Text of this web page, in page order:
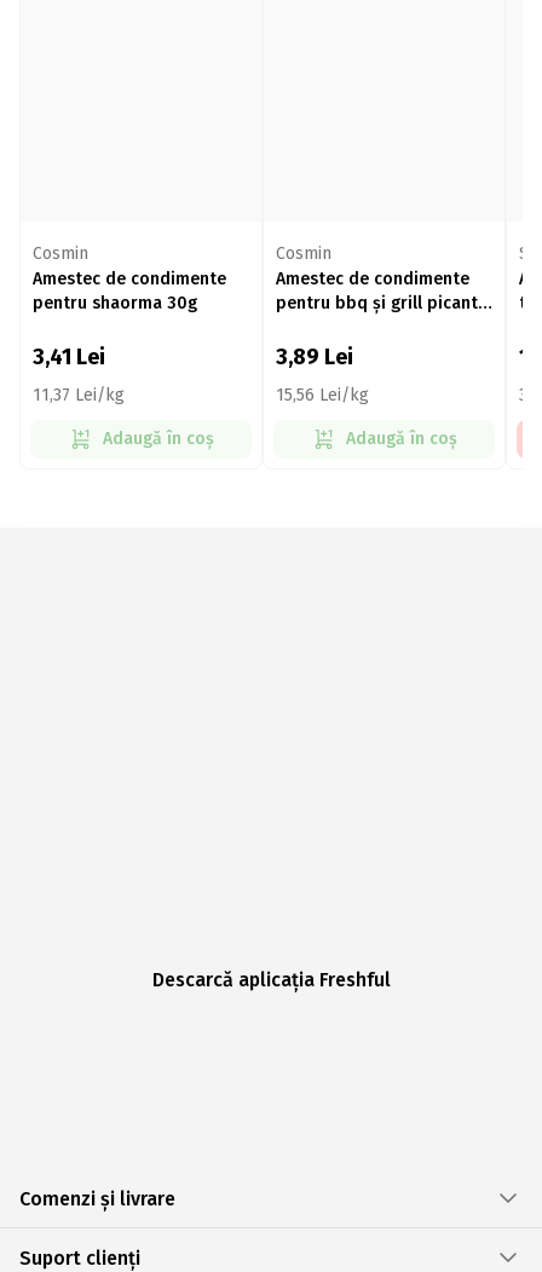
Cosmin
Amestec de condimente
pentru shaorma 30g
3,41 Lei
11,37 Lei/kg
Adaugă în coș
Cosmin
Amestec de condimente
pentru bbq și grill picant
3,89 Lei
15,56 Lei/kg
Adaugă în coș
Descarcă aplicația Freshful
Comenzi și livrare
Suport clienți